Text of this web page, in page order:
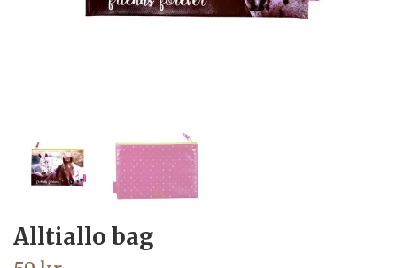
Alltiallo bag